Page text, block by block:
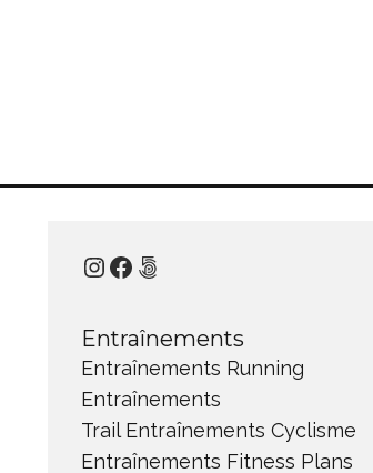
Instagram
Facebook
500px
Entraînements
Entraînements Running
Entraînements
Trail Entraînements Cyclisme
Entraînements Fitness Plans